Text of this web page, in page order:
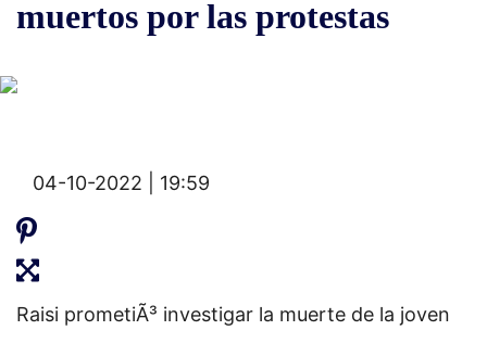
muertos por las protestas
04-10-2022 | 19:59
Raisi prometiÃ³ investigar la muerte de la joven